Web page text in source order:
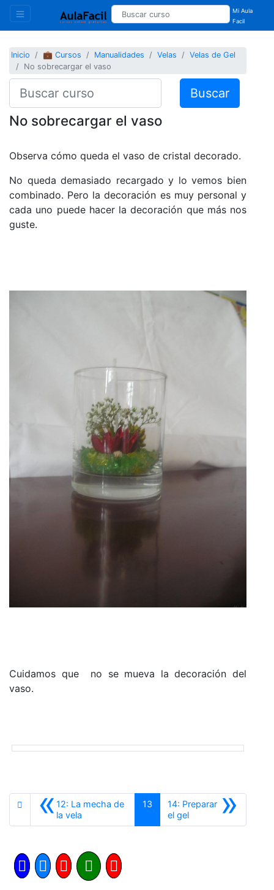
Mi Aula
Facil
Inicio 💼 Cursos Manualidades Velas
Velas de Gel
No sobrecargar el vaso
Buscar
No sobrecargar el vaso
Observa cómo queda el vaso de cristal decorado.
No queda demasiado recargado y lo vemos bien
combinado. Pero la decoración es muy personal y
cada uno puede hacer la decoración que más nos
guste.
Cuidamos que no se mueva la decoración del
vaso.
«12: La mecha de
la vela
13 »
14: Preparar
el gelSiguiente